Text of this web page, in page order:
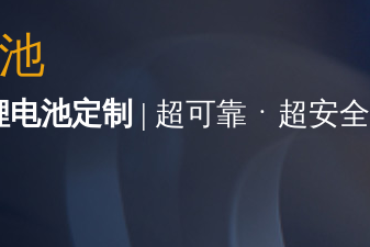
池定制 | 超可靠ㆍ超安全